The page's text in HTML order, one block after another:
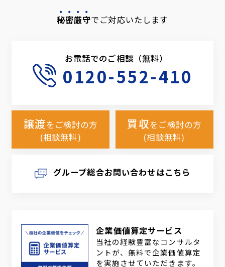
秘密厳守でご対応いたします
お電話でのご相談（無料）
0120-552-410
譲渡をご検討の方
(相談無料)
買収をご検討の方
(相談無料)
グループ総合お問い合わせはこちら
企業価値算定サービス
当社の経験豊富なコンサルタ
ントが、無料で企業価値算定
を実施させていただきます。